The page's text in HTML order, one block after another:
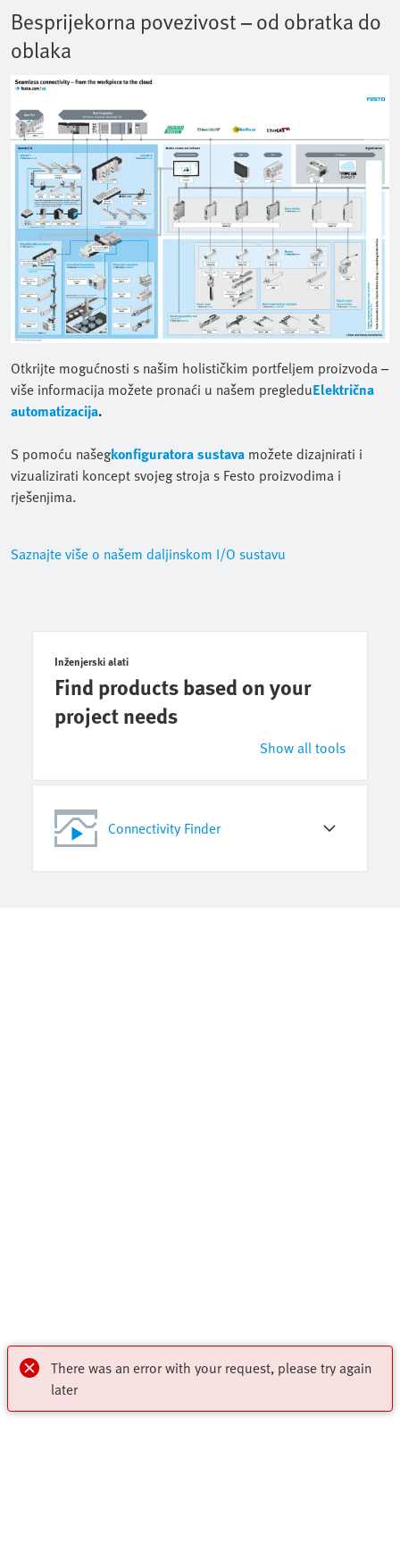
Besprijekorna povezivost – od obratka do
oblaka
Otkrijte mogućnosti s našim holističkim portfeljem proizvoda –
više informacija možete pronaći u našem pregleduElektrična
automatizacija.
S pomoću našegkonfiguratora sustava možete dizajnirati i
vizualizirati koncept svojeg stroja s Festo proizvodima i
rješenjima.
Saznajte više o našem daljinskom I/O sustavu
Inženjerski alati
Find products based on your
project needs
Show all tools
Connectivity Finder